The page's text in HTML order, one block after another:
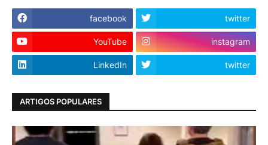
facebook twitter
YouTube instagram
LinkedIn twitter
ARTIGOS POPULARES